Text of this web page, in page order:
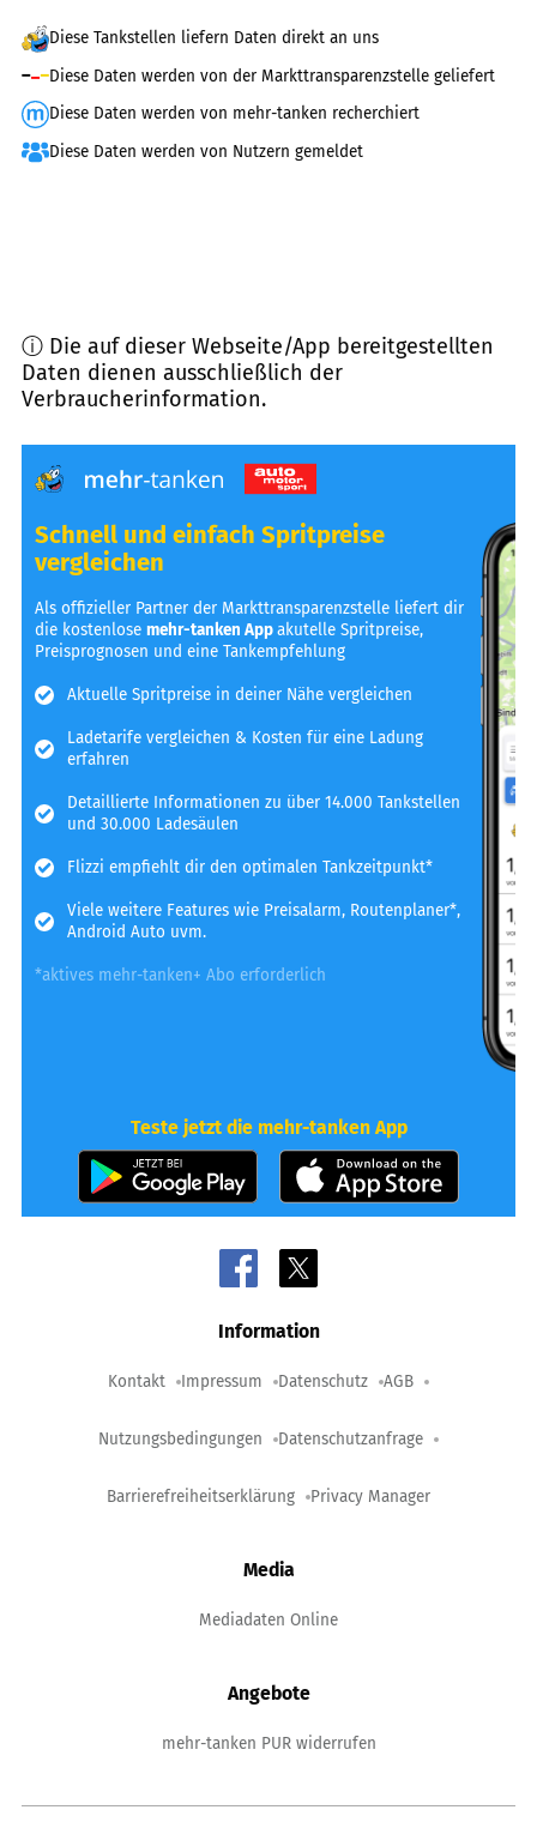
Diese Tankstellen liefern Daten direkt an uns
Diese Daten werden von der Markttransparenzstelle geliefert
Diese Daten werden von mehr-tanken recherchiert
Diese Daten werden von Nutzern gemeldet
ⓘ Die auf dieser Webseite/App bereitgestellten
Daten dienen ausschließlich der
Verbraucherinformation.
Schnell und einfach Spritpreise
vergleichen
Als offizieller Partner der Markttransparenzstelle liefert dir
die kostenlosemehr-tanken Appakutelle Spritpreise,
Preisprognosen und eine Tankempfehlung
Aktuelle Spritpreise in deiner Nähe vergleichen
Ladetarife vergleichen & Kosten für eine Ladung
erfahren
Detaillierte Informationen zu über 14.000 Tankstellen
und 30.000 Ladesäulen
Flizzi empfiehlt dir den optimalen Tankzeitpunkt*
Viele weitere Features wie Preisalarm, Routenplaner*,
Android Auto uvm.
*aktives mehr-tanken+ Abo erforderlich
Teste jetzt die mehr-tanken App
Information
Kontakt Impressum Datenschutz AGB
Nutzungsbedingungen Datenschutzanfrage
Barrierefreiheitserklärung Privacy Manager
Media
Mediadaten Online
Angebote
mehr-tanken PUR widerrufen